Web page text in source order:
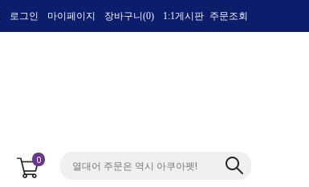
로그인 마이페이지 장바구니(0) 1:1게시판 주문조회
0